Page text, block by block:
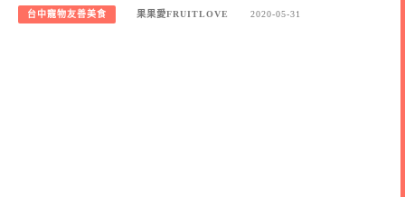
台中寵物友善美食 果果愛FRUITLOVE 2020-05-31